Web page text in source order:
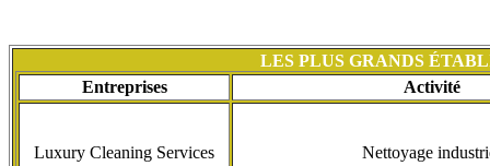
LES PLUS GRANDS
Entreprises
Activité
Luxury Cleaning Services Nettoyage